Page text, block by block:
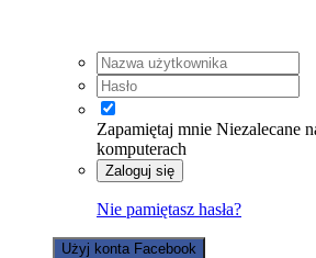
Zapamiętaj mnie Niezalecane
komputerach
Zaloguj się
Nie pamiętasz hasła?
Użyj konta Facebook